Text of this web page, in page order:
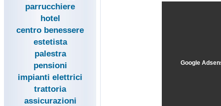
parrucchiere
hotel
centro benessere
estetista
palestra
pensioni
impianti elettrici
trattoria
assicurazioni
Google